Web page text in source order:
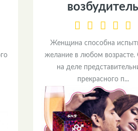
возбудитель
Женщина способна
желание в любом возрасте.
на деле
прекрасного п...